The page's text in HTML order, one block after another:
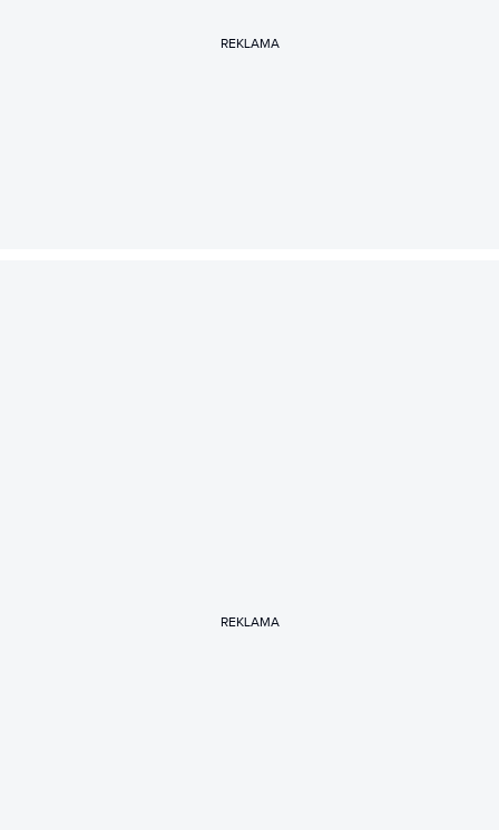
REKLAMA
REKLAMA